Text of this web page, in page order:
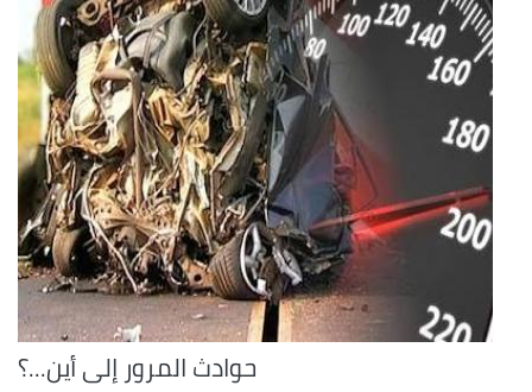
حوادث المرور إلى أين...؟